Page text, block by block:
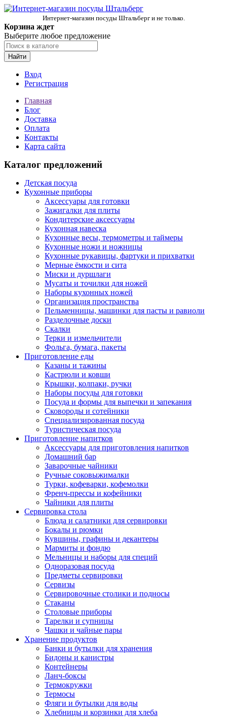
Интернет-магазин посуды Штальберг и не только.
Корзина ждет
Выберите любое предложение
Найти
Вход
Регистрация
Главная
Блог
Доставка
Оплата
Контакты
Карта сайта
Каталог предложений
Детская посуда
Кухонные приборы
Аксессуары для готовки
Зажигалки для плиты
Кондитерские аксессуары
Кухонная навеска
Кухонные весы, термометры и таймеры
Кухонные ножи и ножницы
Кухонные рукавицы, фартуки и прихватки
Мерные ёмкости и сита
Миски и дуршлаги
Мусаты и точилки для ножей
Наборы кухонных ножей
Организация пространства
Пельменницы, машинки для пасты и равиоли
Разделочные доски
Скалки
Терки и измельчители
Фольга, бумага, пакеты
Приготовление еды
Казаны и тажины
Кастрюли и ковши
Крышки, колпаки, ручки
Наборы посуды для готовки
Посуда и формы для выпечки и запекания
Сковороды и сотейники
Специализированная посуда
Туристическая посуда
Приготовление напитков
Аксессуары для приготовления напитков
Домашний бар
Заварочные чайники
Ручные соковыжималки
Турки, кофеварки, кофемолки
Френч-прессы и кофейники
Чайники для плиты
Сервировка стола
Блюда и салатники для сервировки
Бокалы и рюмки
Кувшины, графины и декантеры
Мармиты и фондю
Мельницы и наборы для специй
Одноразовая посуда
Предметы сервировки
Сервизы
Сервировочные столики и подносы
Стаканы
Столовые приборы
Тарелки и супницы
Чашки и чайные пары
Хранение продуктов
Банки и бутылки для хранения
Бидоны и канистры
Контейнеры
Ланч-боксы
Термокружки
Термосы
Фляги и бутылки для воды
Хлебницы и корзинки для хлеба